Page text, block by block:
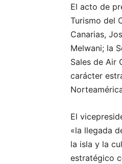
El acto de
Turismo del
Canarias,
Melwani; la
Sales de Air
carácter
El
«la llegada
la isla y la
estratégico